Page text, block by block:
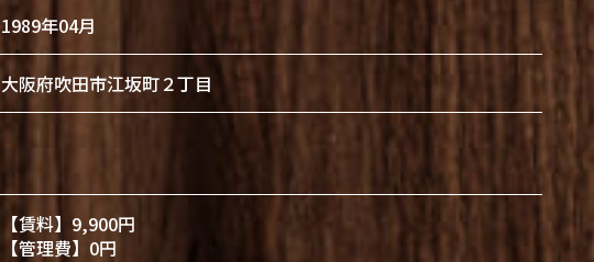
1989年04月
大阪府吹田市江坂町２丁目
【賃料】9,900円
【管理費】0円